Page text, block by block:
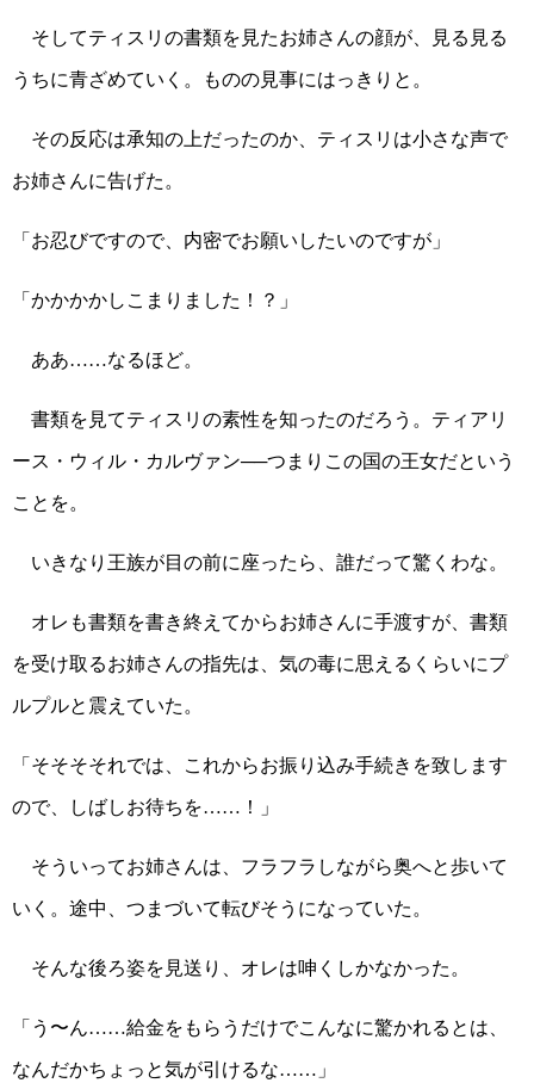
そしてティスリの書類を見たお姉さんの顔が、見る見る
うちに青ざめていく。ものの見事にはっきりと。
その反応は承知の上だったのか、ティスリは小さな声で
お姉さんに告げた。
「お忍びですので、内密でお願いしたいのですが」
「かかかかしこまりました！？」
ああ……なるほど。
書類を見てティスリの素性を知ったのだろう。ティアリ
ース・ウィル・カルヴァン──つまりこの国の王女だという
ことを。
いきなり王族が目の前に座ったら、誰だって驚くわな。
オレも書類を書き終えてからお姉さんに手渡すが、書類
を受け取るお姉さんの指先は、気の毒に思えるくらいにプ
ルプルと震えていた。
「そそそそれでは、これからお振り込み手続きを致します
ので、しばしお待ちを……！」
そういってお姉さんは、フラフラしながら奥へと歩いて
いく。途中、つまづいて転びそうになっていた。
そんな後ろ姿を見送り、オレは呻くしかなかった。
「う〜ん……給金をもらうだけでこんなに驚かれるとは、
なんだかちょっと気が引けるな……」